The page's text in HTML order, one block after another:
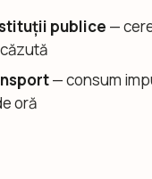
publice —
— consum
oră